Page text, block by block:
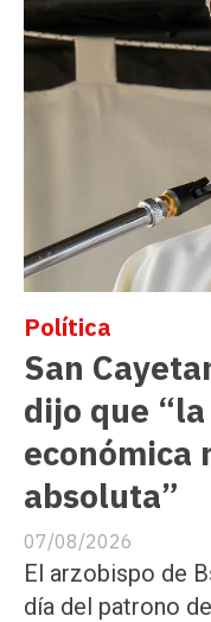
San
dijo que
económica
absoluta”
Política
07/08/2026
El arzobispo de
día del patrono